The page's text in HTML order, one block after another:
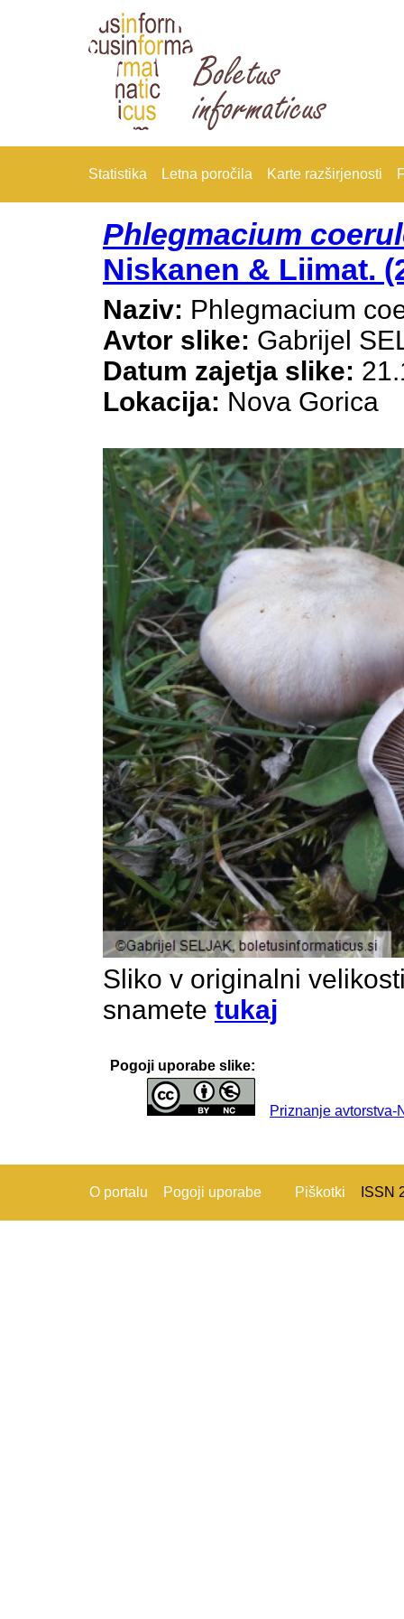
Statistika Letna poročila Karte razširjenosti
Phlegmacium
Niskanen & Liimat.
Naziv: Phlegmacium
Avtor slike: Gabrijel
Datum zajetja slike:
Lokacija: Nova Gorica
Sliko v originalni
snamete tukaj
Pogoji uporabe slike:
Priznanje avtorstva-
O portalu Pogoji uporabe Piškotki ISSN